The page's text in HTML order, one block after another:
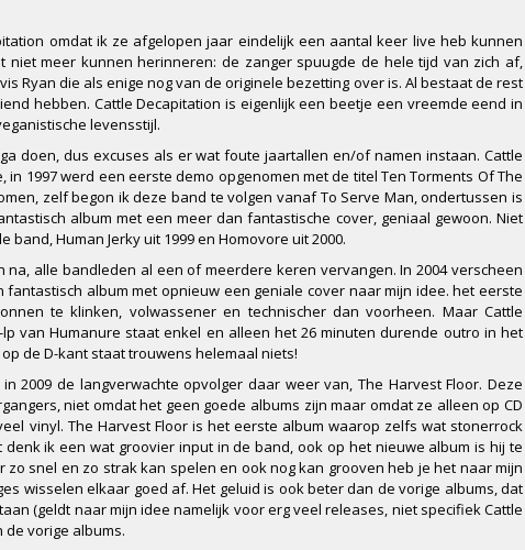
omdat ik ze afgelopen jaar eindelijk een aantal keer live heb kunnen
meer kunnen herinneren: de zanger spuugde de hele tijd van zich af,
Ryan die als enige nog van de originele bezetting over is. Al bestaat de rest
hebben. Cattle Decapitation is eigenlijk een beetje een vreemde eend in
levensstijl.
doen, dus excuses als er wat foute jaartallen en/of namen instaan. Cattle
1997 werd een eerste demo opgenomen met de titel Ten Torments Of The
zelf begon ik deze band te volgen vanaf To Serve Man, ondertussen is
album met een meer dan fantastische cover, geniaal gewoon. Niet
Human Jerky uit 1999 en Homovore uit 2000.
alle bandleden al een of meerdere keren vervangen. In 2004 verscheen
album met opnieuw een geniale cover naar mijn idee. het eerste
te klinken, volwassener en technischer dan voorheen. Maar Cattle
van Humanure staat enkel en alleen het 26 minuten durende outro in het
de D-kant staat trouwens helemaal niets!
2009 de langverwachte opvolger daar weer van, The Harvest Floor. Deze
niet omdat het geen goede albums zijn maar omdat ze alleen op CD
vinyl. The Harvest Floor is het eerste album waarop zelfs wat stonerrock
ik een wat groovier input in de band, ook op het nieuwe album is hij te
snel en zo strak kan spelen en ook nog kan grooven heb je het naar mijn
wisselen elkaar goed af. Het geluid is ook beter dan de vorige albums, dat
(geldt naar mijn idee namelijk voor erg veel releases, niet specifiek Cattle
de vorige albums.